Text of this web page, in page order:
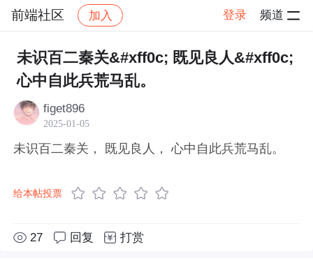
前端社区 加入 登录 频道
社区 前端社区 感慨 帖子详情
未识百二秦关&#xff0c; 既见良人&#xff0c;
心中自此兵荒马乱。
figet896
2025-01-05
未识百二秦关， 既见良人， 心中自此兵荒马乱。
给本帖投票
27 回复 打赏